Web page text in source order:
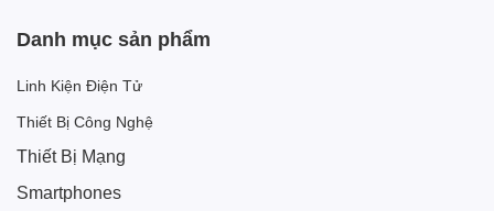
Danh mục sản phẩm
Linh Kiện Điện Tử
Thiết Bị Công Nghệ
Thiết Bị Mạng
Smartphones